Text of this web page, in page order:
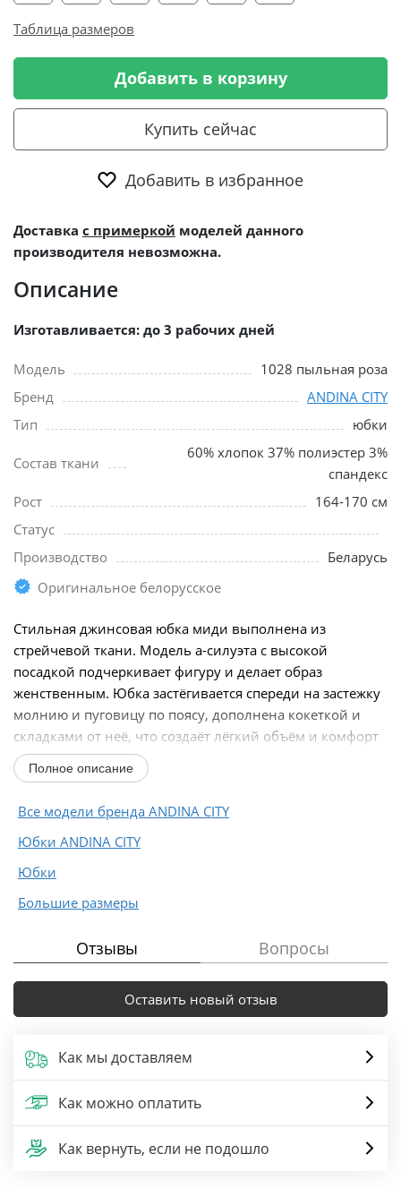
Таблица размеров
Добавить в корзину
Купить сейчас
Добавить в избранное
Доставка с примеркой моделей данного
производителя невозможна.
Описание
Изготавливается: до 3 рабочих дней
Модель
1028 пыльная роза
Бренд
ANDINA CITY
Тип
юбки
Состав ткани
60% хлопок 37% полиэстер 3%
спандекс
Рост
164-170 см
Статус
Производство
Беларусь
Оригинальное белорусское
Стильная джинсовая юбка миди выполнена из
стрейчевой ткани. Модель а-силуэта с высокой
посадкой подчеркивает фигуру и делает образ
женственным. Юбка застёгивается спереди на застежку
молнию и пуговицу по поясу, дополнена кокеткой и
складками от неё, что создаёт лёгкий объём и комфорт
при...
Полное описание
Все модели бренда ANDINA CITY
Юбки ANDINA CITY
Юбки
Большие размеры
Отзывы Вопросы
Оставить новый отзыв
Как мы доставляем
Как можно оплатить
Как вернуть, если не подошло